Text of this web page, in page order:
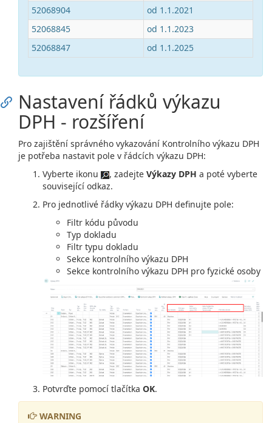
52068904
od 1.1.2021
52068845
od 1.1.2023
52068847
od 1.1.2025
Nastavení řádků výkazu
DPH - rozšíření
Pro zajištění správného vykazování Kontrolního výkazu DPH
je potřeba nastavit pole v řádcích výkazu DPH:
Vyberte ikonu
, zadejte Výkazy DPH a poté vyberte
související odkaz.
Pro jednotlivé řádky výkazu DPH definujte pole:
Filtr kódu původu
Typ dokladu
Filtr typu dokladu
Sekce kontrolního výkazu DPH
Sekce kontrolního výkazu DPH pro fyzické osoby
Potvrďte pomocí tlačítka OK.
WARNING